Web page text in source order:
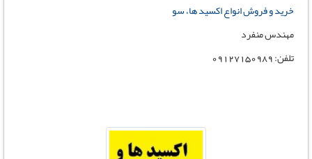
خرید و فروش انواع اکسید ها، سو
مهندس منفرد
تلفن: 09127150989